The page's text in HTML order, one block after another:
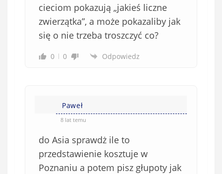
cieciom pokazują „jakieś liczne
zwierzątka”, a może pokazaliby jak
się o nie trzeba troszczyć co?
0 0 Odpowiedz
Paweł
8 lat temu
do Asia sprawdż ile to
przedstawienie kosztuje w
Poznaniu a potem pisz głupoty jak